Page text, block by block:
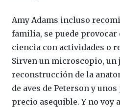
Amy Adams incluso
familia, se puede
ciencia con actividades o
Sirven un microscopio, un
reconstrucción de la
de aves de Peterson y
precio asequible. Y no voy